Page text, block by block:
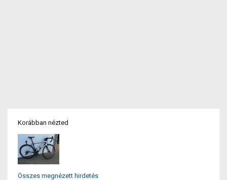
Korábban nézted
Összes megnézett hirdetés